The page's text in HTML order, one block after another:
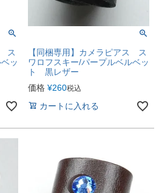
ス
ッ
【同梱専用】カメラピアス ス
ワロフスキー/パープルベルベッ
ト 黒レザー
価格 ¥260税込
カートに入れる